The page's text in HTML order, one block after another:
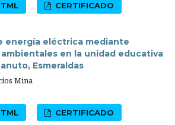
CERTIFICADO
energía eléctrica mediante
en la unidad educativa
Esmeraldas
Mina
CERTIFICADO